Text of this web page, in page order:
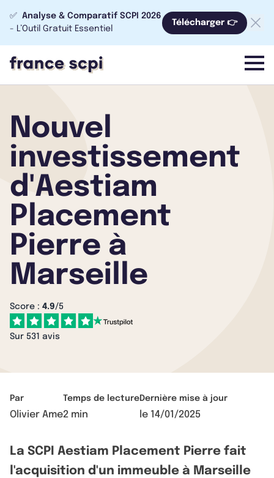
✅ Analyse & Comparatif SCPI 2026
- L’Outil Gratuit Essentiel
Télécharger 👉
menu
Nouvel
investissement
d'Aestiam
Placement
Pierre à
Marseille
Score : 4.9/5
Sur 531 avis
Par
Olivier Ame
Temps de lecture
2 min
Dernière mise à jour
le 14/01/2025
La SCPI Aestiam Placement Pierre fait
l'acquisition d'un immeuble à Marseille